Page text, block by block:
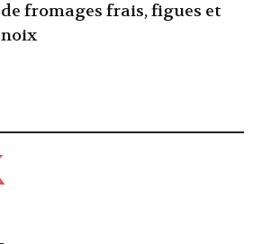
de fromages frais, figues et
noix